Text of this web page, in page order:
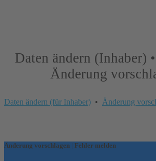
Daten ändern (Inhaber)
Änderung
Daten ändern (für Inhaber) • Änderung
Änderung vorschlagen | Fehler melden